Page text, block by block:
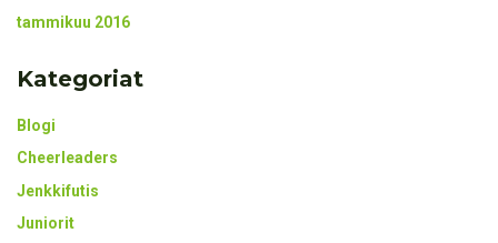
tammikuu 2016
Kategoriat
Blogi
Cheerleaders
Jenkkifutis
Juniorit